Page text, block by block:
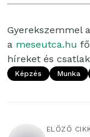
Gyerekszemmel
a meseutca.hu
híreket és
Képzés Munka
ELŐZŐ